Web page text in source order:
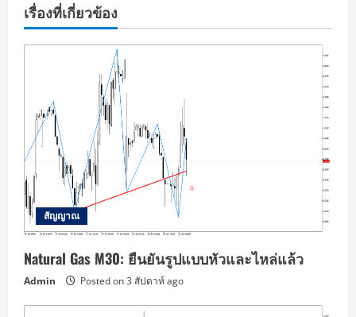
เรื่องที่เกี่ยวข้อง
สัญญาณ
Natural Gas M30: ยืนยันรูปแบบหัวและไหล่แล้ว
Admin Posted on 3 สัปดาห์ ago